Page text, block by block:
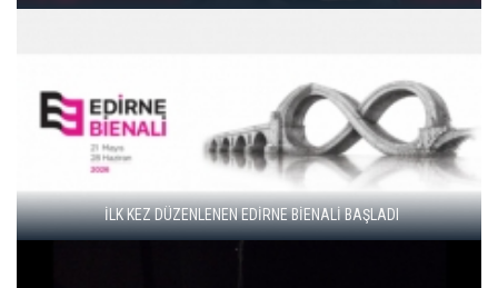
GENÇ SANATÇILAR İÇİN “FRAGMANLAR”
BAŞLADI